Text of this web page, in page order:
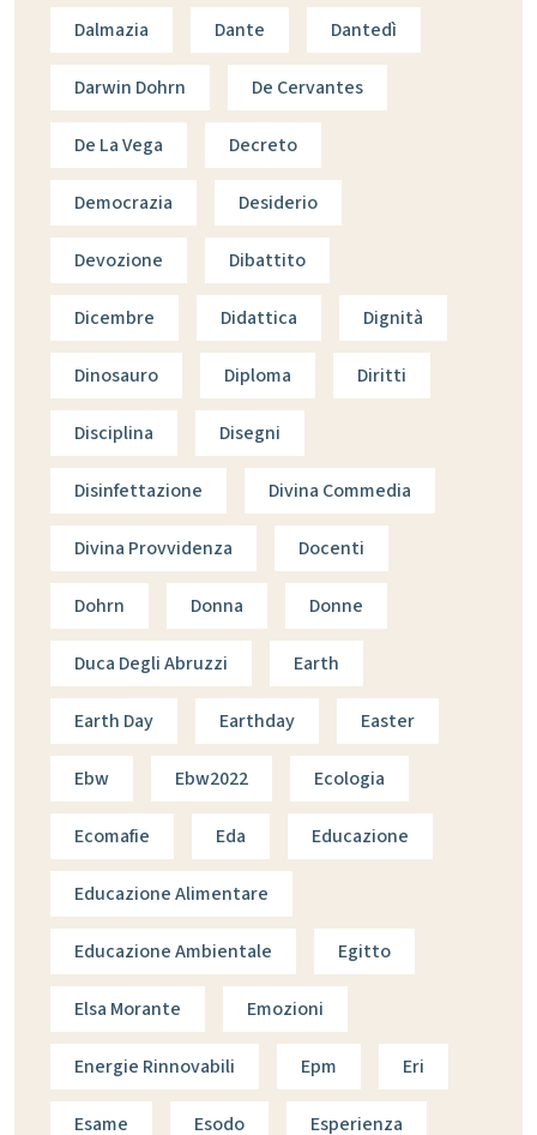
Dalmazia Dante Dantedì
Darwin Dohrn De Cervantes
De La Vega Decreto
Democrazia Desiderio
Devozione Dibattito
Dicembre Didattica Dignità
Dinosauro Diploma Diritti
Disciplina Disegni
Disinfettazione Divina Commedia
Divina Provvidenza Docenti
Dohrn Donna Donne
Duca Degli Abruzzi Earth
Earth Day Earthday Easter
Ebw Ebw2022 Ecologia
Ecomafie Eda Educazione
Educazione Alimentare
Educazione Ambientale Egitto
Elsa Morante Emozioni
Energie Rinnovabili Epm Eri
Esame Esodo Esperienza